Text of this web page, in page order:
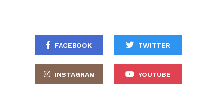
FACEBOOK TWITTER
INSTAGRAM YOUTUBE